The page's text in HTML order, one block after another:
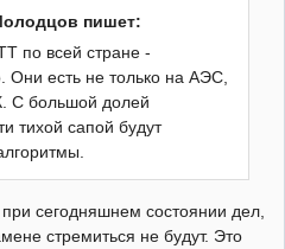
пишет:
по всей стране -
Они есть не только на АЭС,
С большой долей
тихой сапой будут
сегодняшнем состоянии дел,
стремиться не будут. Это